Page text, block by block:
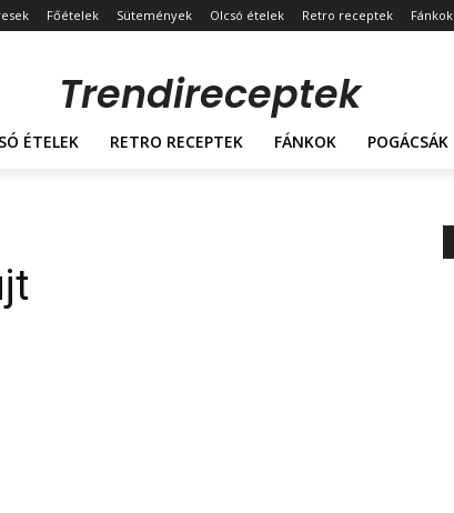
Főételek Sütemények Olcsó ételek Retro receptek Fánkok
Trendireceptek
ÉTELEK RETRO RECEPTEK FÁNKOK POGÁCSÁK